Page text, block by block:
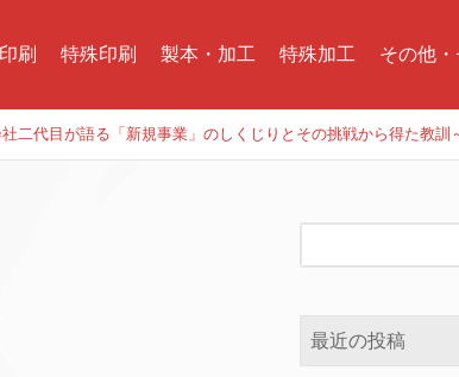
刷 特殊印刷 製本・加工 特殊加工 その他
二代目が語る「新規事業」のしくじりとその挑戦から得た教訓
最近の投稿